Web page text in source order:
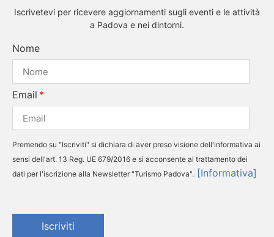
Iscrivetevi per ricevere aggiornamenti sugli eventi e le attività
a Padova e nei dintorni.
Nome
Email
Premendo su "Iscriviti" si dichiara di aver preso visione dell'informativa ai
sensi dell'art. 13 Reg. UE 679/2016 e si acconsente al trattamento dei
dati per l'iscrizione alla Newsletter "Turismo Padova". [Informativa]
Iscriviti